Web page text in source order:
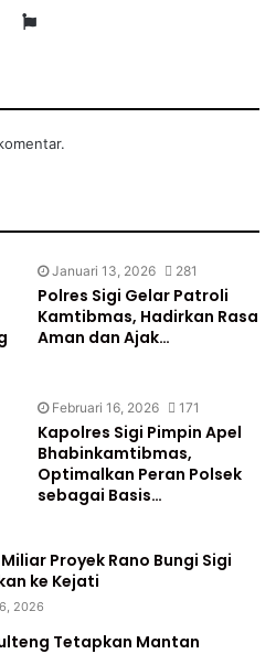
Website
Januari 13, 2026 281
Polres Sigi Gelar Patroli
Kamtibmas, Hadirkan Rasa
Aman dan Ajak…
Februari 16, 2026 171
Kapolres Sigi Pimpin Apel
Bhabinkamtibmas,
Optimalkan Peran Polsek
sebagai Basis…
Miliar Proyek Rano Bungi Sigi
ke Kejati
2026
Tetapkan Mantan